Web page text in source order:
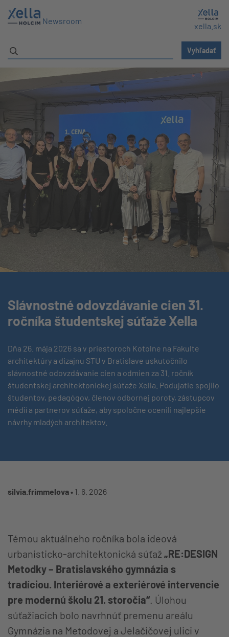
Newsroom
xella.sk
Slávnostné odovzdávanie cien 31.
ročníka študentskej súťaže Xella
Dňa 26. mája 2026 sa v priestoroch Kotolne na Fakulte
architektúry a dizajnu STU v Bratislave uskutočnilo
slávnostné odovzdávanie cien a odmien za 31. ročník
študentskej architektonickej súťaže Xella. Podujatie spojilo
študentov, pedagógov, členov odbornej poroty, zástupcov
médií a partnerov súťaže, aby spoločne ocenili najlepšie
návrhy mladých architektov.
silvia.frimmelova • 1. 6. 2026
Témou aktuálneho ročníka bola ideová
urbanisticko-architektonická súťaž „RE:DESIGN
Metodky – Bratislavského gymnázia s
tradíciou. Interiérové a exteriérové intervencie
pre modernú školu 21. storočia“. Úlohou
súťažiacich bolo navrhnúť premenu areálu
Gymnázia na Metodovej a Jelačičovej ulici v